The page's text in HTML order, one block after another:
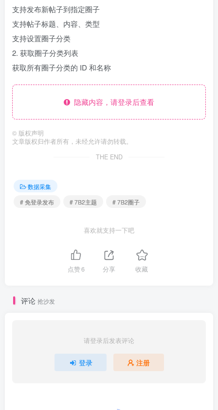
支持发布新帖子到指定圈子
支持帖子标题、内容、类型
支持设置圈子分类
2. 获取圈子分类列表
获取所有圈子分类的 ID 和名称
隐藏内容，请登录后查看
© 版权声明
文章版权归作者所有，未经允许请勿转载。
THE END
数据采集
# 免登录发布
# 7B2主题 # 7B2圈子
喜欢就支持一下吧
点赞6 分享 收藏
评论 抢沙发
请登录后发表评论
登录 注册